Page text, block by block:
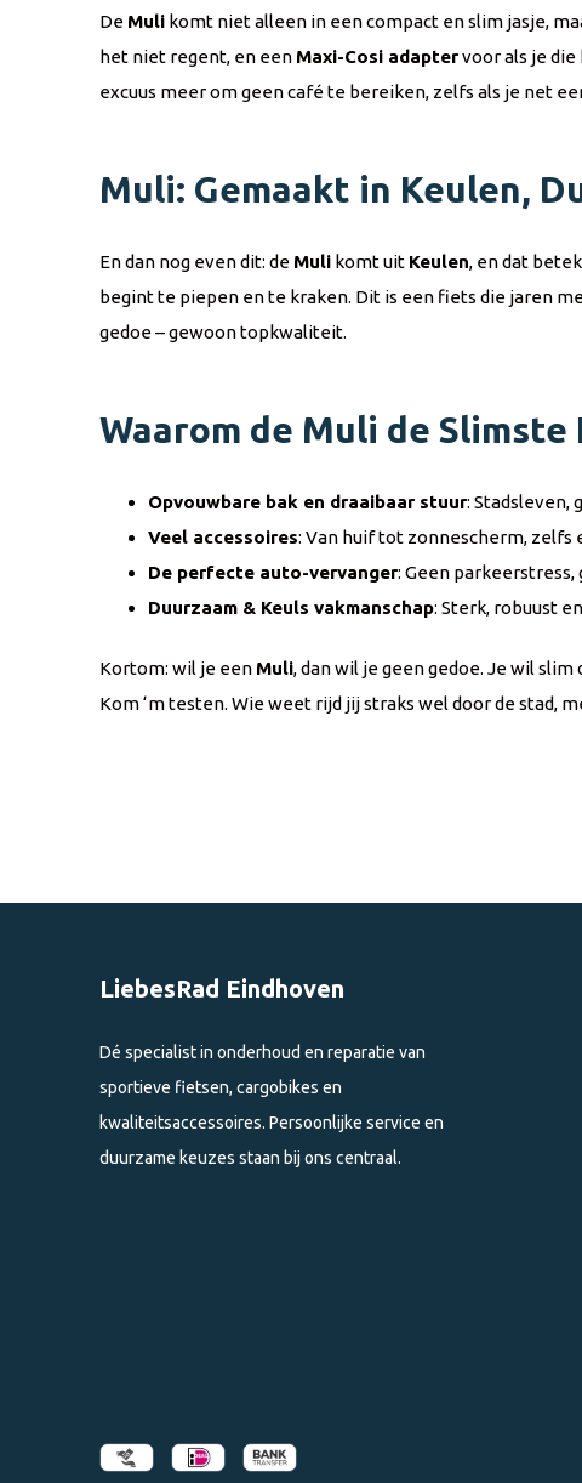
De Muli komt niet alleen in een compact en slim jasje,
het niet regent, en een Maxi-Cosi adaptervoor als je die
excuus meer om geen café te bereiken, zelfs als je net
Muli: Gemaakt in Keulen,
En dan nog even dit: de Muli komt uit Keulen, en dat
begint te piepen en te kraken. Dit is een fiets die jaren
gedoe – gewoon topkwaliteit.
Waarom de Muli de Slimste
Opvouwbare bak en draaibaar stuur: Stadsleven,
Veel accessoires: Van huif tot zonnescherm, zelfs
De perfecte auto-vervanger: Geen
Duurzaam & Keuls vakmanschap: Sterk, robuust
Kortom: wil je een Muli, dan wil je geen gedoe. Je wil
Kom ‘m testen. Wie weet rijd jij straks wel door de stad,
LiebesRad Eindhoven
Dé specialist in onderhoud en reparatie van
sportieve fietsen, cargobikes en
kwaliteitsaccessoires. Persoonlijke service en
duurzame keuzes staan bij ons centraal.